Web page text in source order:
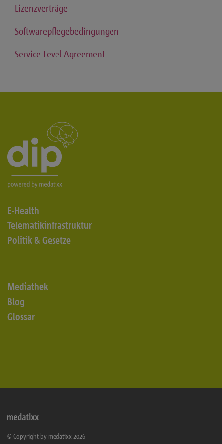
Lizenzverträge
Softwarepflegebedingungen
Service-Level-Agreement
E-Health
Telematikinfrastruktur
Politik & Gesetze
Mediathek
Blog
Glossar
© Copyright by medatixx 2026